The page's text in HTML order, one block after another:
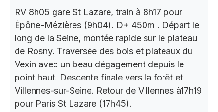
RV 8h05 gare St Lazare, train à 8h17 pour
Épône-Mézières (9h04). D+ 450m . Départ le
long de la Seine, montée rapide sur le plateau
de Rosny. Traversée des bois et plateaux du
Vexin avec un beau dégagement depuis le
point haut. Descente finale vers la forêt et
Villennes-sur-Seine. Retour de Villennes à17h19
pour Paris St Lazare (17h45).